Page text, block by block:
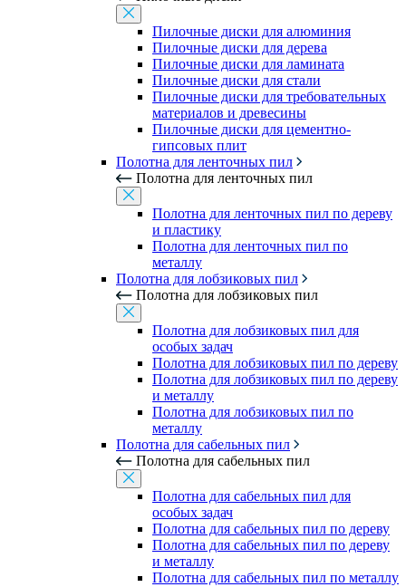
Пилочные диски для алюминия
Пилочные диски для дерева
Пилочные диски для ламината
Пилочные диски для стали
Пилочные диски для требовательных
материалов и древесины
Пилочные диски для цементно-
гипсовых плит
Полотна для ленточных пил
Полотна для ленточных пил
Полотна для ленточных пил по дереву
и пластику
Полотна для ленточных пил по
металлу
Полотна для лобзиковых пил
Полотна для лобзиковых пил
Полотна для лобзиковых пил для
особых задач
Полотна для лобзиковых пил по дереву
Полотна для лобзиковых пил по дереву
и металлу
Полотна для лобзиковых пил по
металлу
Полотна для сабельных пил
Полотна для сабельных пил
Полотна для сабельных пил для
особых задач
Полотна для сабельных пил по дереву
Полотна для сабельных пил по дереву
и металлу
Полотна для сабельных пил по металлу